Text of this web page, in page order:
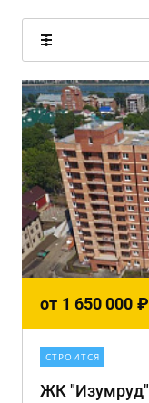
от 1 650 000 ₽
СТРОИТСЯ
ЖК "Изумруд"